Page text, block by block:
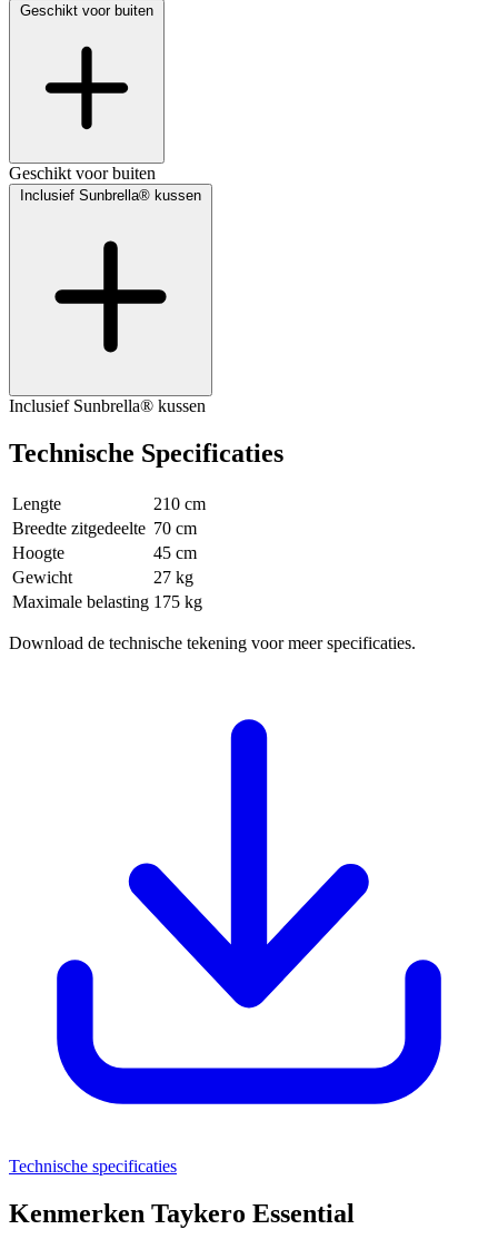
Geschikt voor buiten
Geschikt voor buiten
Inclusief Sunbrella® kussen
Inclusief Sunbrella® kussen
Technische Specificaties
Lengte
210 cm
Breedte zitgedeelte 70 cm
Hoogte
45 cm
Gewicht
27 kg
Maximale belasting 175 kg
Download de technische tekening voor meer specificaties.
Technische specificaties
Kenmerken Taykero Essential